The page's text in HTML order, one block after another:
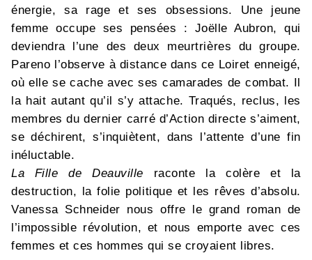
énergie, sa rage et ses obsessions. Une jeune
femme occupe ses pensées : Joëlle Aubron, qui
deviendra l’une des deux meurtrières du groupe.
Pareno l’observe à distance dans ce Loiret enneigé,
où elle se cache avec ses camarades de combat. Il
la hait autant qu’il s’y attache. Traqués, reclus, les
membres du dernier carré d’Action directe s’aiment,
se déchirent, s’inquiètent, dans l’attente d’une fin
inéluctable.
La Fille de Deauville raconte la colère et la
destruction, la folie politique et les rêves d’absolu.
Vanessa Schneider nous offre le grand roman de
l’impossible révolution, et nous emporte avec ces
femmes et ces hommes qui se croyaient libres.